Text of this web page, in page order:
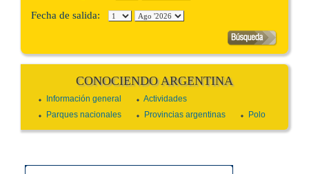
Fecha de salida:
CONOCIENDO ARGENTINA
Información general
Actividades
Parques nacionales
Provincias argentinas Polo